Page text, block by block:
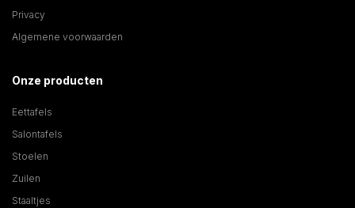
Privacy
Algemene voorwaarden
Onze producten
Eettafels
Salontafels
Stoelen
Zuilen
Staaltjes